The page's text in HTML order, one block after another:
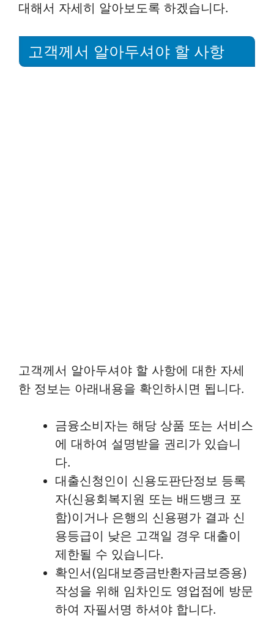
대해서 자세히 알아보도록 하겠습니다.
고객께서 알아두셔야 할 사항
고객께서 알아두셔야 할 사항에 대한 자세
한 정보는 아래내용을 확인하시면 됩니다.
금융소비자는 해당 상품 또는 서비스
에 대하여 설명받을 권리가 있습니
다.
대출신청인이 신용도판단정보 등록
자(신용회복지원 또는 배드뱅크 포
함)이거나 은행의 신용평가 결과 신
용등급이 낮은 고객일 경우 대출이
제한될 수 있습니다.
확인서(임대보증금반환자금보증용)
작성을 위해 임차인도 영업점에 방문
하여 자필서명 하셔야 합니다.